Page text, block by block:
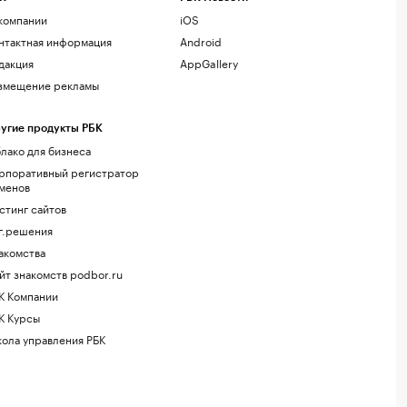
информация
рекламы
продукты РБК
для бизнеса
регистратор
сайтов
знакомств podbor.ru
Компании
Курсы
управления РБК
iOS
Android
AppGallery